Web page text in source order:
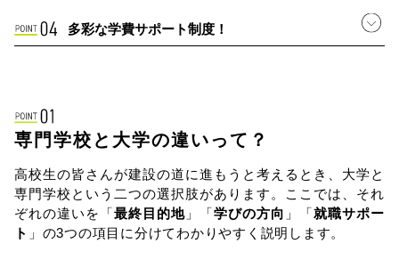
多彩な学費サポート制度！
専門学校と大学の違いって？
高校生の皆さんが建設の道に進もうと考えるとき、大学と
専門学校という二つの選択肢があります。
ここでは、それ
ぞれの違いを「最終目的地 」「学びの方向 」「就職サポー
ト 」の3つの項目に分けてわかりやすく説明します。